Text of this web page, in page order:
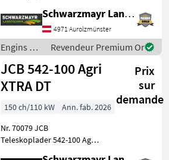
capacité de levage de 4, 2
tonnes - hauteur de levage
de 9, 8 mètres - moteur JCB
Dieselmax 4 cyli
Schwarzmayr Landtechnik GmbH - Aurolzmünster
4971 Aurolzmünster
Engins de
chantier /
JCB
Revendeur Premium Or
JCB 542-100 Agri
XTRA DT
Prix
sur
demande
150 ch/110 kW
Ann. fab. 2026
Nr. 70079 JCB
Teleskoplader 542-100 Agri